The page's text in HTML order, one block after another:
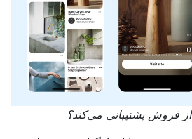
از فروش پشتیبانی می‌کند؟